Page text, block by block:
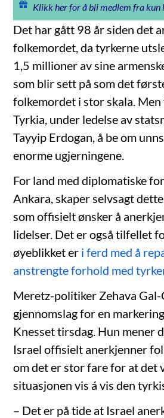
Klikk her for å bli medlem fra kun
Det har gått 98 år siden det
folkemordet, da tyrkerne
1,5 millioner av sine
som blir sett på som det
folkemordet i stor skala.
Tyrkia, under ledelse av
Tayyip Erdogan, å be om
enorme ugjerningene.
For land med diplomatiske
Ankara, skaper selvsagt
som offisielt ønsker å
lidelser. Det er også tilfellet
øyeblikket er i ferd med å
anstrengte forhold med
Meretz-politiker Zehava
gjennomslag for en
Knesset tirsdag. Hun mener
Israel offisielt anerkjenner
om det er stor fare for at det
situasjonen vis á vis den
– Det er på tide at Israel